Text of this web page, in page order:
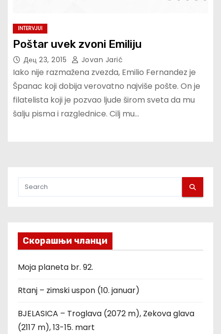
INTERVJUI
Poštar uvek zvoni Emiliju
Дец 23, 2015 Jovan Jarić
Iako nije razmažena zvezda, Emilio Fernandez je
Španac koji dobija verovatno najviše pošte. On je
filatelista koji je pozvao ljude širom sveta da mu
šalju pisma i razglednice. Cilj mu…
Скорашњи чланци
Moja planeta br. 92.
Rtanj – zimski uspon (10. januar)
BJELASICA – Troglava (2072 m), Zekova glava
(2117 m), 13-15. mart